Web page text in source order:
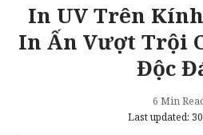
In UV Trên
In Ấn Vượt Trội
Độc
Last updated:
6 Min